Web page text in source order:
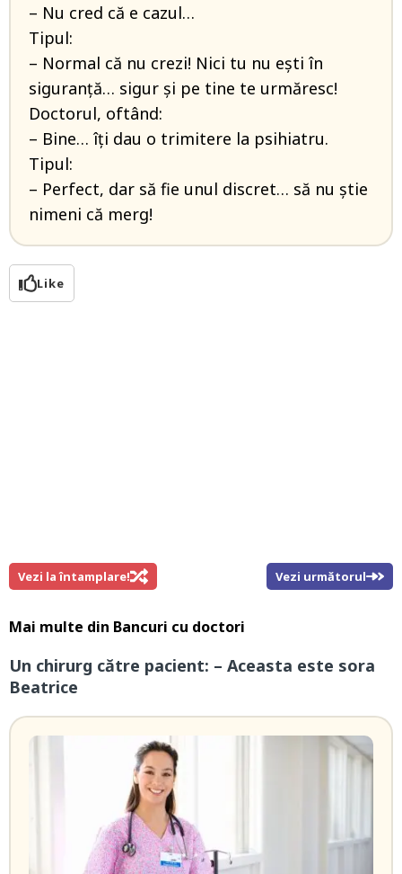
– Nu cred că e cazul…
Tipul:
– Normal că nu crezi! Nici tu nu ești în
siguranță… sigur și pe tine te urmăresc!
Doctorul, oftând:
– Bine… îți dau o trimitere la psihiatru.
Tipul:
– Perfect, dar să fie unul discret… să nu știe
nimeni că merg!
Like
Vezi la întamplare! Vezi următorul
Mai multe din Bancuri cu doctori
Un chirurg către pacient: – Aceasta este sora
Beatrice